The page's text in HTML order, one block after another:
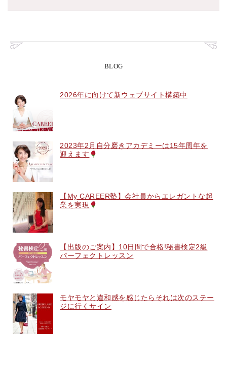
BLOG
2026年に向けて新ウェブサイト構築中
2023年2月自分磨きアカデミーは15年周年を
迎えます
【My CAREER塾】会社員からエレガントな起
業を実現
【出版のご案内】10日間で合格!秘書検定2級
パーフェクトレッスン
モヤモヤと違和感を感じたらそれは次のステー
ジに行くサイン